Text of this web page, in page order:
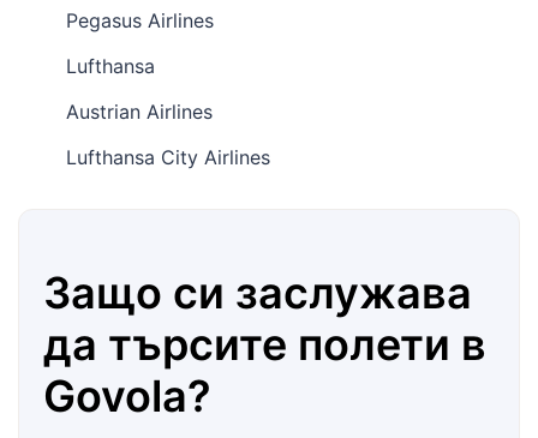
Pegasus Airlines
Lufthansa
Austrian Airlines
Lufthansa City Airlines
Защо си заслужава
да търсите полети в
Govola?